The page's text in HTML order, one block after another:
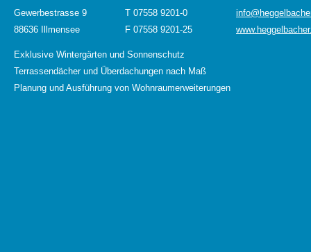
Gewerbestrasse 9
88636 Illmensee
T 07558 9201-0
F 07558 9201-25
Exklusive Wintergärten und Sonnenschutz
Terrassendächer und Überdachungen nach Maß
Planung und Ausführung von Wohnraumerweiterungen